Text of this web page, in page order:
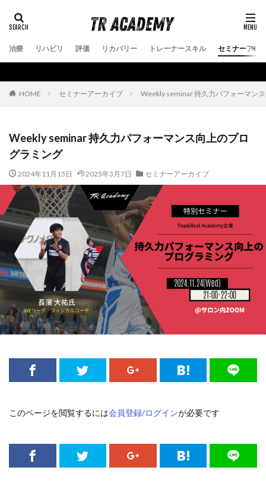
治療 リハビリ 評価 リカバリー トレーナースキル セミナーアー
HOME セミナーアーカイブ Weekly seminar 持久力パフォーマン
Weekly seminar 持久力パフォーマンス向上のプロ
グラミング
2024年11月15日 2025年3月7日 セミナーアーカイブ
このページを閲覧するには会員登録/ログインが必要です